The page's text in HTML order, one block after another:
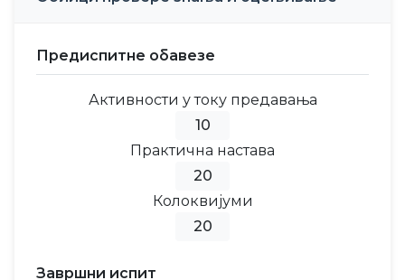
Предиспитне обавезе
Активности у току предавања
10
Практична настава
20
Колоквијуми
20
Завршни испит